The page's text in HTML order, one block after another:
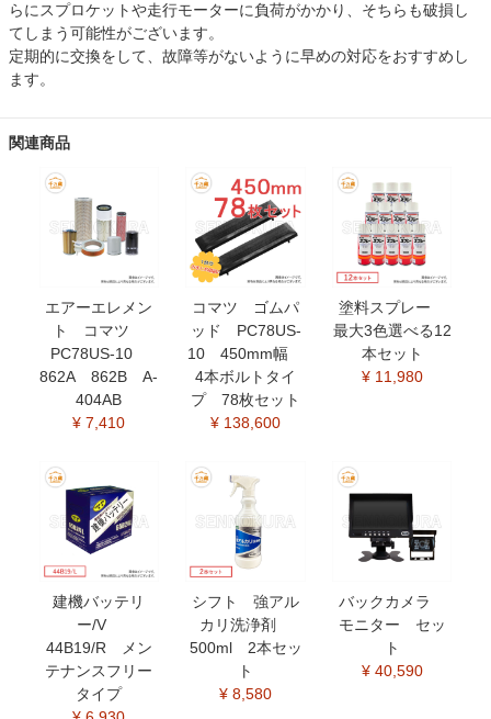
らにスプロケットや走行モーターに負荷がかかり、そちらも破損し
てしまう可能性がございます。
定期的に交換をして、故障等がないように早めの対応をおすすめし
ます。
関連商品
エアーエレメン
ト コマツ
PC78US-10
862A 862B A-
404AB
¥ 7,410
コマツ ゴムパ
ッド PC78US-
10 450mm幅
4本ボルトタイ
プ 78枚セット
¥ 138,600
塗料スプレー
最大3色選べる12
本セット
¥ 11,980
建機バッテリ
ー/V
44B19/R メン
テナンスフリー
タイプ
シフト 強アル
カリ洗浄剤
500ml 2本セッ
ト
¥ 8,580
バックカメラ
モニター セッ
ト
¥ 40,590